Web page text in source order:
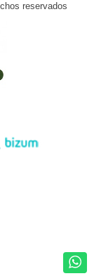
reservados